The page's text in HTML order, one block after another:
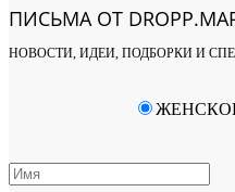
ПИСЬМА ОТ
НОВОСТИ, ИДЕИ, ПОДБОРКИ И